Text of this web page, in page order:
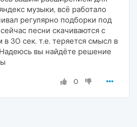
музыки, всё работало
регулярно подборки под
песни скачиваются с
в 30 сек. т.е. теряется смысл в
вы найдёте решение
0